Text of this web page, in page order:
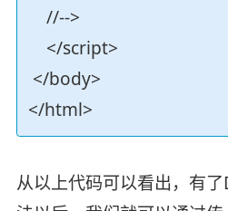
//-->
</script>
</body>
</html>
从以上代码可以看出，有